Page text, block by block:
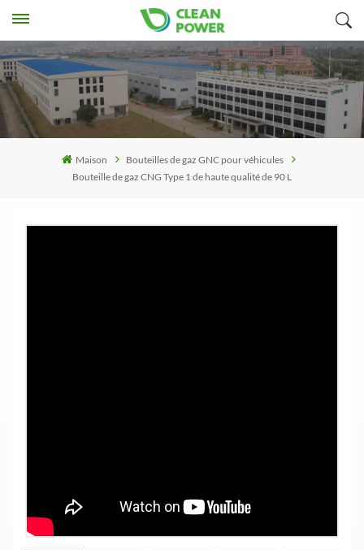
Maison
Bouteilles de gaz GNC pour véhicules
Bouteille de gaz CNG Type 1 de haute qualité de 90 L